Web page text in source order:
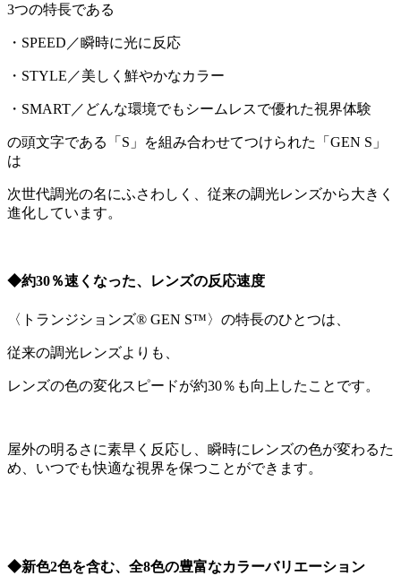
3つの特長である
・SPEED／瞬時に光に反応
・STYLE／美しく鮮やかなカラー
・SMART／どんな環境でもシームレスで優れた視界体験
の頭文字である「S」を組み合わせてつけられた「GEN S」
は
次世代調光の名にふさわしく、従来の調光レンズから大きく
進化しています。
◆約30％速くなった、レンズの反応速度
〈トランジションズ® GEN S™〉の特長のひとつは、
従来の調光レンズよりも、
レンズの色の変化スピードが約30％も向上したことです。
屋外の明るさに素早く反応し、瞬時にレンズの色が変わるた
め、いつでも快適な視界を保つことができます。
◆新色2色を含む、全8色の豊富なカラーバリエーション